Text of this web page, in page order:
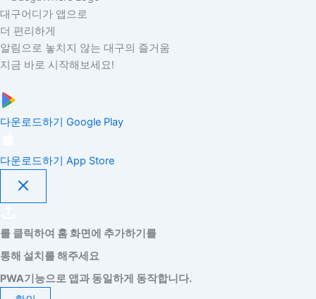
대구어디가 앱으로
더 편리하게
알림으로 놓치지 않는 대구의 즐거움
지금 바로 시작해보세요!
다운로드하기 Google Play
다운로드하기 App Store
를 클릭하여 홈 화면에 추가하기를
통해 설치를 해주세요
PWA기능으로 앱과 동일하게 동작합니다.